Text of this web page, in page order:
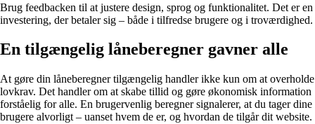
Brug feedbacken til at justere design, sprog og funktionalitet. Det er en
investering, der betaler sig – både i tilfredse brugere og i troværdighed.
En tilgængelig låneberegner gavner alle
At gøre din låneberegner tilgængelig handler ikke kun om at overholde
lovkrav. Det handler om at skabe tillid og gøre økonomisk information
forståelig for alle. En brugervenlig beregner signalerer, at du tager dine
brugere alvorligt – uanset hvem de er, og hvordan de tilgår dit website.